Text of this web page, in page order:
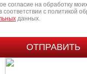
согласие на обработку
соответствии с политикой
данных.